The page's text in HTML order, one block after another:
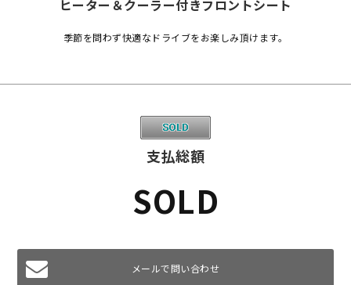
ヒーター＆クーラー付きフロントシート
季節を問わず快適なドライブをお楽しみ頂けます。
支払総額
SOLD
メールで問い合わせ